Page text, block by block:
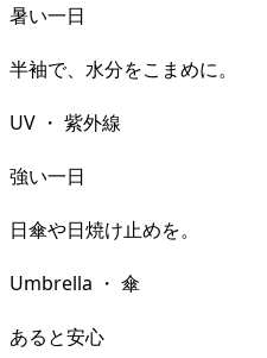
暑い一日
半袖で、水分をこまめに。
UV ・ 紫外線
強い一日
日傘や日焼け止めを。
Umbrella ・ 傘
あると安心